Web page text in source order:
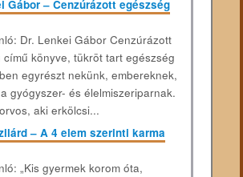
Gábor – Cenzúrázott egészség
Dr. Lenkei Gábor Cenzúrázott
című könyve, tükröt tart egészség
egyrészt nekünk, embereknek,
gyógyszer- és élelmiszeriparnak.
aki erkölcsi...
– A 4 elem szerinti karma
„Kis gyermek korom óta,